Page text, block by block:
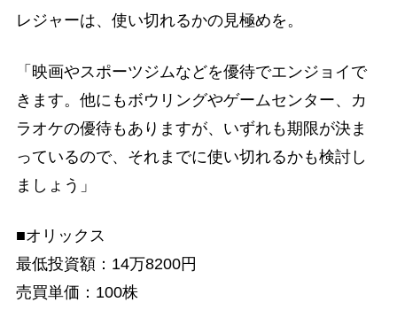
レジャーは、使い切れるかの見極めを。
「映画やスポーツジムなどを優待でエンジョイで
きます。他にもボウリングやゲームセンター、カ
ラオケの優待もありますが、いずれも期限が決ま
っているので、それまでに使い切れるかも検討し
ましょう」
■オリックス
最低投資額：14万8200円
売買単価：100株